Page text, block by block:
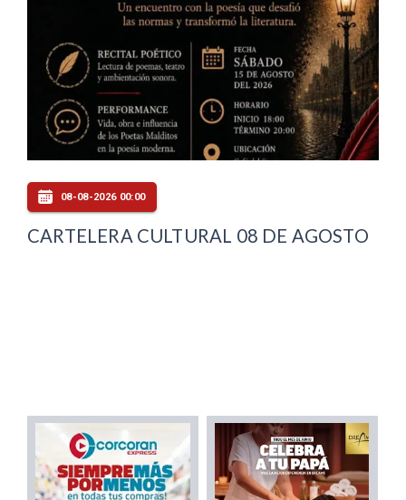
08-08-2026 00:00
CARTELERA CULTURAL 08 DE AGOSTO